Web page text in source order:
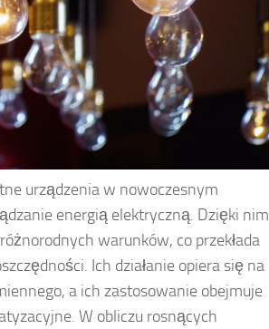
urządzenia w nowoczesnym
energią elektryczną. Dzięki nim
warunków, co przekłada
Ich działanie opiera się na
a ich zastosowanie obejmuje
W obliczu rosnących